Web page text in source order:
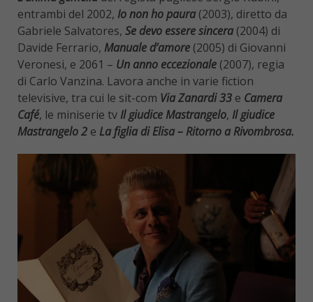
entrambi del 2002, Io non ho paura (2003), diretto da
Gabriele Salvatores, Se devo essere sincera (2004) di
Davide Ferrario, Manuale d’amore (2005) di Giovanni
Veronesi, e 2061 – Un anno eccezionale (2007), regia
di Carlo Vanzina. Lavora anche in varie fiction
televisive, tra cui le sit-com Via Zanardi 33 e Camera
Café, le miniserie tv Il giudice Mastrangelo, Il giudice
Mastrangelo 2 e La figlia di Elisa – Ritorno a Rivombrosa.